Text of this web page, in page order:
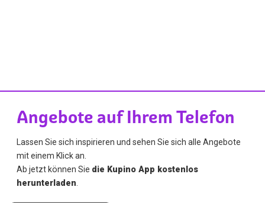
Angebote auf Ihrem Telefon
Lassen Sie sich inspirieren und sehen Sie sich alle Angebote
mit einem Klick an.
Ab jetzt können Sie die Kupino App kostenlos
herunterladen.